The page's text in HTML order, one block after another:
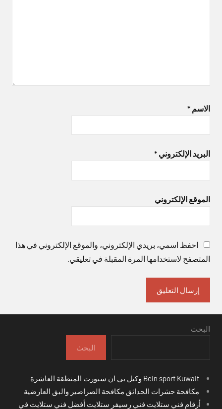
الاسم *
البريد الإلكتروني *
الموقع الإلكتروني
احفظ اسمي، بريدي الإلكتروني، والموقع الإلكتروني في هذا
المتصفح لاستخدامها المرة المقبلة في تعليقي.
البحث
البحث
مكافحة حشرات الحدائق مكافحة الصراصير والبق العارضية
أرقام فني ستلايت فني رسيفر ستلايت أفضل فني ستلايت في